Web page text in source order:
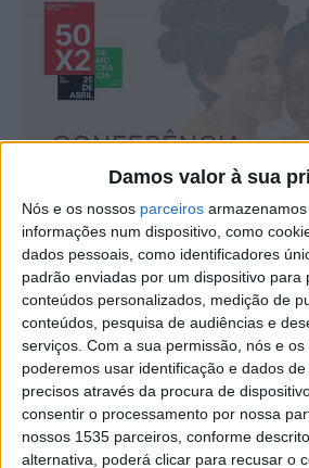
Damos valor à sua
Nós e os nossos parceiros
informações num dispositivo, como
dados pessoais, como identificadores
padrão enviadas por um dispositivo para
conteúdos personalizados, medição de
conteúdos, pesquisa de audiências e
serviços. Com a sua permissão, nós e
poderemos usar identificação e dados
precisos através da procura de
consentir o processamento por nossa
nossos 1535 parceiros, conforme
alternativa, poderá clicar para recusar o
Esta 6ªfeira, 8 de março, comemora-